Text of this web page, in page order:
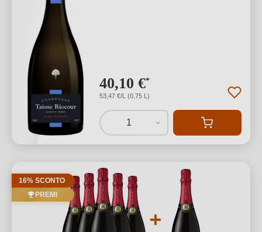
40,10 €*
53,47 €/L (0,75 L)
1
16% SCONTO
PREMI